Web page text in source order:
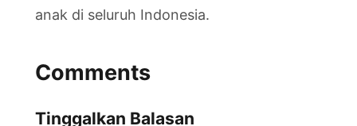
anak di seluruh Indonesia.
Comments
Tinggalkan Balasan